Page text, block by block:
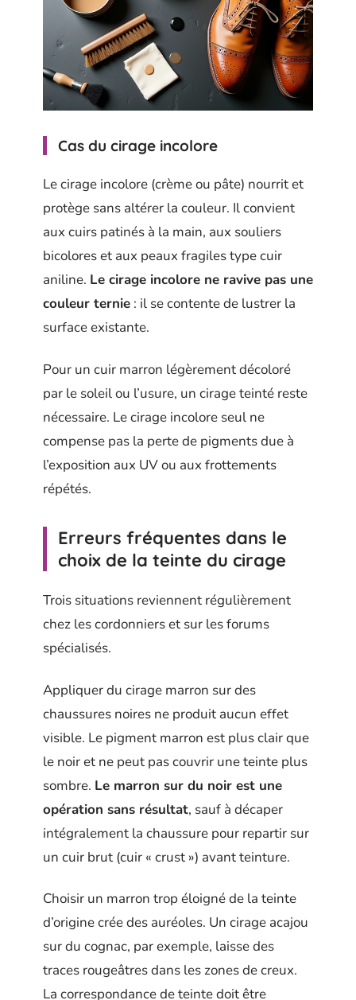
Cas du cirage incolore
Le cirage incolore (crème ou pâte) nourrit et
protège sans altérer la couleur. Il convient
aux cuirs patinés à la main, aux souliers
bicolores et aux peaux fragiles type cuir
aniline. Le cirage incolore ne ravive pas une
couleur ternie : il se contente de lustrer la
surface existante.
Pour un cuir marron légèrement décoloré
par le soleil ou l’usure, un cirage teinté reste
nécessaire. Le cirage incolore seul ne
compense pas la perte de pigments due à
l’exposition aux UV ou aux frottements
répétés.
Erreurs fréquentes dans le
choix de la teinte du cirage
Trois situations reviennent régulièrement
chez les cordonniers et sur les forums
spécialisés.
Appliquer du cirage marron sur des
chaussures noires ne produit aucun effet
visible. Le pigment marron est plus clair que
le noir et ne peut pas couvrir une teinte plus
sombre. Le marron sur du noir est une
opération sans résultat, sauf à décaper
intégralement la chaussure pour repartir sur
un cuir brut (cuir « crust ») avant teinture.
Choisir un marron trop éloigné de la teinte
d’origine crée des auréoles. Un cirage acajou
sur du cognac, par exemple, laisse des
traces rougeâtres dans les zones de creux.
La correspondance de teinte doit être